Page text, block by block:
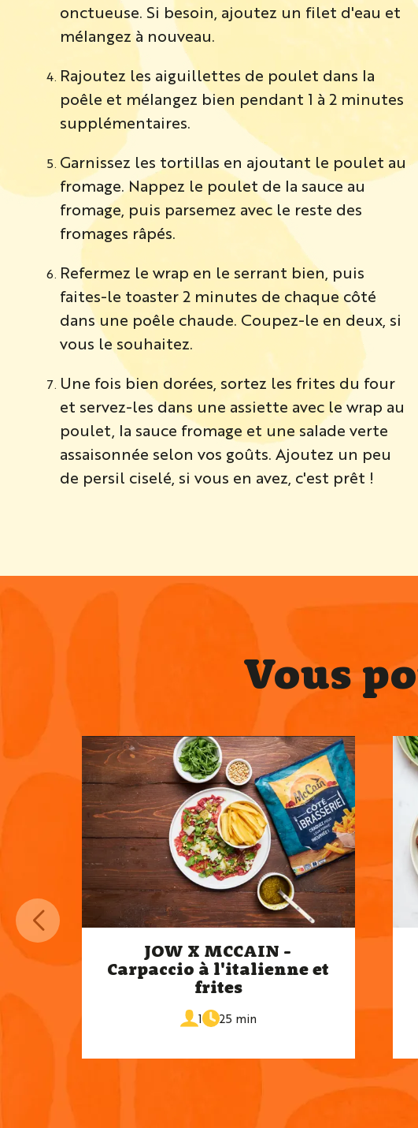
onctueuse. Si besoin, ajoutez un filet d'eau et
mélangez à nouveau.
Rajoutez les aiguillettes de poulet dans la
poêle et mélangez bien pendant 1 à 2 minutes
supplémentaires.
Garnissez les tortillas en ajoutant le poulet au
fromage. Nappez le poulet de la sauce au
fromage, puis parsemez avec le reste des
fromages râpés.
Refermez le wrap en le serrant bien, puis
faites-le toaster 2 minutes de chaque côté
dans une poêle chaude. Coupez-le en deux, si
vous le souhaitez.
Une fois bien dorées, sortez les frites du four
et servez-les dans une assiette avec le wrap au
poulet, la sauce fromage et une salade verte
assaisonnée selon vos goûts. Ajoutez un peu
de persil ciselé, si vous en avez, c'est prêt !
Vous
JOW X MCCAIN -
Carpaccio à l'italienne et
frites
1
portions25 min
de
cuisson